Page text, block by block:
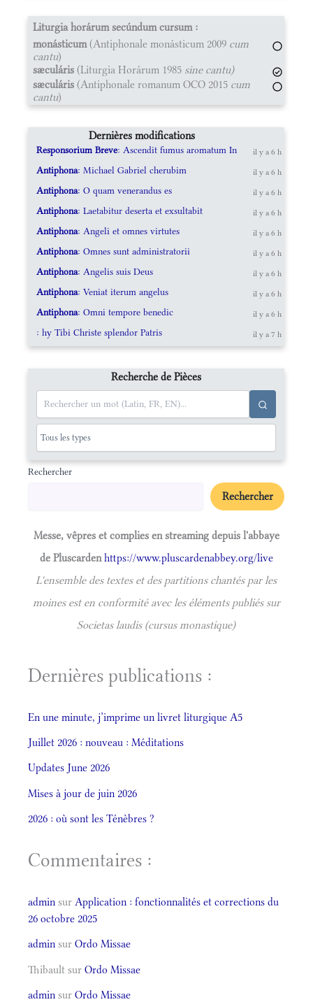
Liturgia horárum secúndum cursum :
monásticum(Antiphonale monásticum 2009 cum
cantu)
sæculáris (Liturgia Horárum 1985 sine cantu)
sæculáris (Antiphonale romanum OCO 2015 cum
cantu)
Dernières modifications
Responsorium Breve: Ascendit fumus aromatum In il y a 6 h
Antiphona: Michael Gabriel cherubim il y a 6 h
Antiphona: O quam venerandus es il y a 6 h
Antiphona: Laetabitur deserta et exsultabit il y a 6 h
Antiphona: Angeli et omnes virtutes il y a 6 h
Antiphona: Omnes sunt administratorii il y a 6 h
Antiphona: Angelis suis Deus il y a 6 h
Antiphona: Veniat iterum angelus il y a 6 h
Antiphona: Omni tempore benedic il y a 6 h
: hy Tibi Christe splendor Patris il y a 7 h
Recherche de Pièces
Rechercher
Rechercher
Messe, vêpres et complies en streaming depuis l'abbaye
de Pluscardenhttps://www.pluscardenabbey.org/live
L'ensemble des textes et des partitions chantés par les
moines est en conformité avec les éléments publiés sur
Societas laudis (cursus monastique)
Dernières publications :
En une minute, j’imprime un livret liturgique A5
Juillet 2026 : nouveau : Méditations
Updates June 2026
Mises à jour de juin 2026
2026 : où sont les Ténèbres ?
Commentaires :
admin sur Application : fonctionnalités et corrections du
26 octobre 2025
admin sur Ordo Missae
Thibault sur Ordo Missae
admin sur Ordo Missae